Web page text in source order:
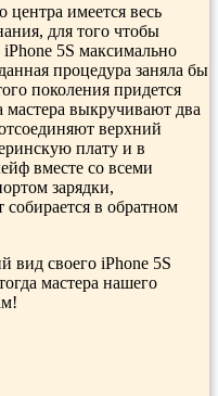
центра имеется весь
для того чтобы
5S максимально
процедура заняла бы
поколения придется
мастера выкручивают два
верхний
плату и в
вместе со всеми
зарядки,
в обратном
вид своего iPhone 5S
мастера нашего